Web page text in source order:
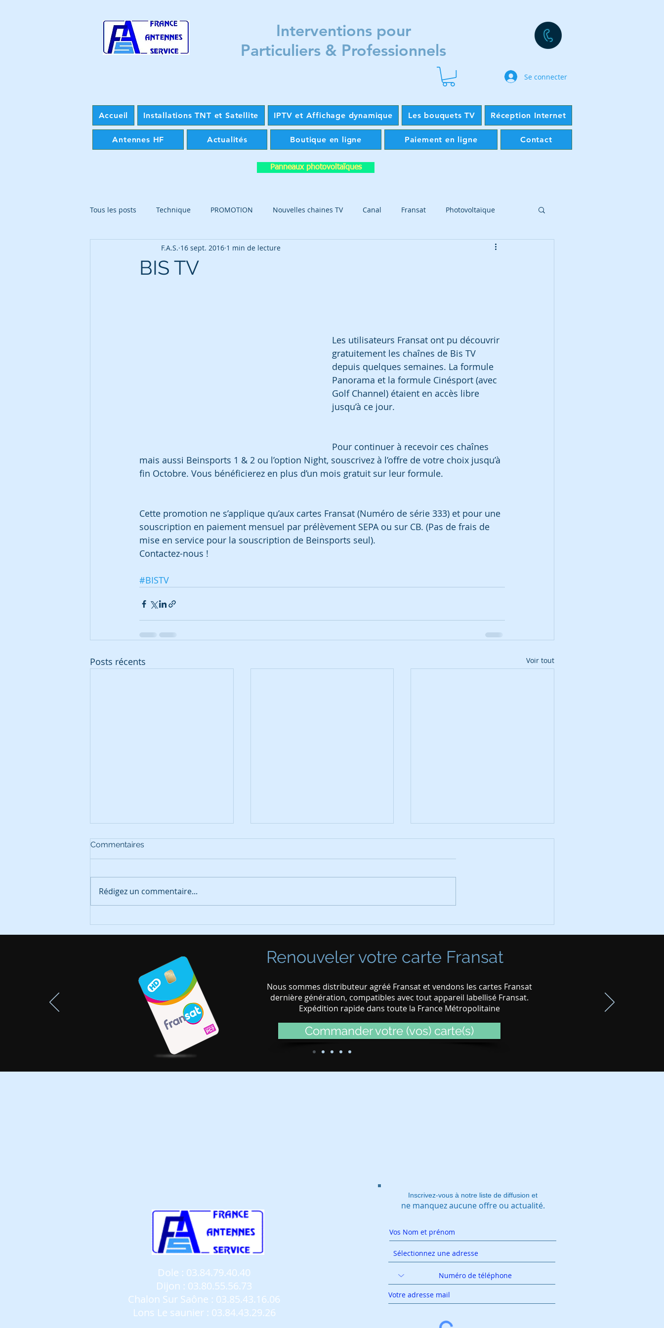
Interventions pour
Particuliers & Professionnels
Se connecter
Accueil Installations TNT et Satellite IPTV et Affichage dynamique Les bouquets TV Réception Internet
Antennes HF Actualités Boutique en ligne Paiement en ligne Contact
Panneaux photovoltaïques
Tous les posts Technique PROMOTION Nouvelles chaines TV Canal Fransat Photovoltaïque
BIS TV
F.A.S. 16 sept. 2016 1 min de lecture
Les utilisateurs Fransat ont pu découvrir
gratuitement les chaînes de Bis TV
depuis quelques semaines. La formule
Panorama et la formule Cinésport (avec
Golf Channel) étaient en accès libre
jusqu’à ce jour.
Pour continuer à recevoir ces chaînes
mais aussi Beinsports 1 & 2 ou l’option Night, souscrivez à l’offre de votre choix jusqu’à
fin Octobre. Vous bénéficierez en plus d’un mois gratuit sur leur formule.
Cette promotion ne s’applique qu’aux cartes Fransat (Numéro de série 333) et pour une
souscription en paiement mensuel par prélèvement SEPA ou sur CB. (Pas de frais de
mise en service pour la souscription de Beinsports seul).
Contactez-nous !
#BISTV
Posts récents Voir tout
Commentaires
Rédigez un commentaire...
Renouveler votre carte Fransat
Nous sommes distributeur agréé Fransat et vendons les cartes Fransat
dernière génération, compatibles avec tout appareil labellisé Fransat.
Expédition rapide dans toute la France Métropolitaine
Commander votre (vos) carte(s)
Dole : 03.84.79.40.40
Dijon : 03.80.55.56.73
Chalon Sur Saône : 03.85.43.16.06
Lons Le saunier : 03.84.43.29.26
Inscrivez-vous à notre liste de diffusion et
ne manquez aucune offre ou actualité.